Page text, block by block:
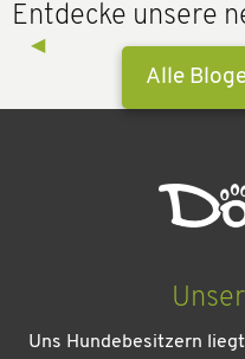
Entdecke unsere
Previous Slide
◀︎
Alle
Uns Hundebesitzern